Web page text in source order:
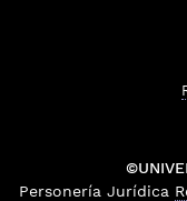
Personería Jurídica